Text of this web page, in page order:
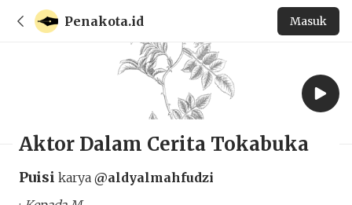
Penakota.id Masuk
Aktor Dalam Cerita Tokabuka
Puisi karya @aldyalmahfudzi